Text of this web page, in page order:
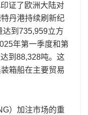
证了欧洲大陆对
丹港持续刷新纪
达到735,959立方
年第一季度和第
到88,328吨。这
箱船在主要贸易
）加注市场的重